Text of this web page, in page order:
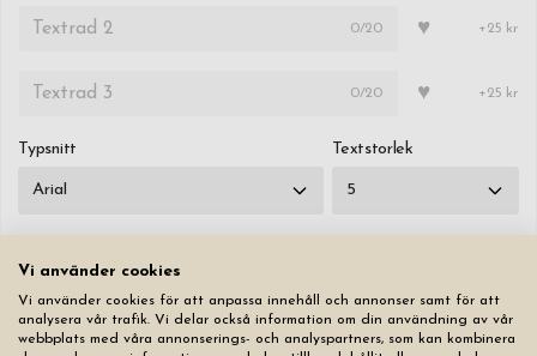
0/20 ♥ +25 kr
0/20 ♥ +25 kr
Typsnitt Textstorlek
Kopiera
Kopiera första fliken till alla andra flikar
Vi använder cookies
Vi använder cookies för att anpassa innehåll och annonser samt för att
analysera vår trafik. Vi delar också information om din användning av vår
webbplats med våra annonserings- och analyspartners, som kan kombinera